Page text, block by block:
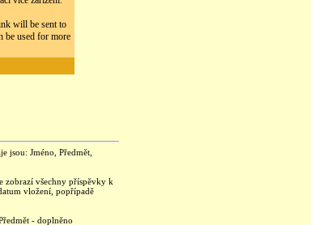
will be sent to
be used for more
jsou: Jméno, Předmět,
zobrazí všechny příspěvky k
vložení, popřípadě
- doplněno